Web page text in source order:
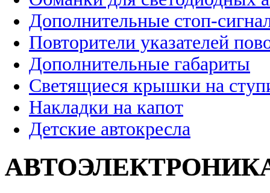
Дополнительные стоп-
Повторители указателей
Дополнительные габариты
Светящиеся крышки на
Накладки на капот
Детские автокресла